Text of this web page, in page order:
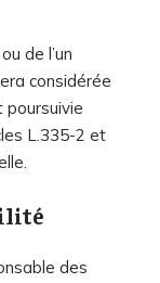
de l’un
considérée
poursuivie
L.335-2 et
des